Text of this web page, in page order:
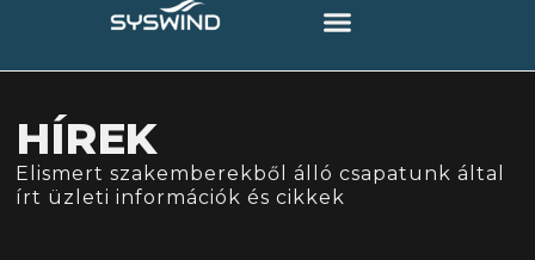
HÍREK
Elismert szakemberekből álló csapatunk által
írt üzleti információk és cikkek